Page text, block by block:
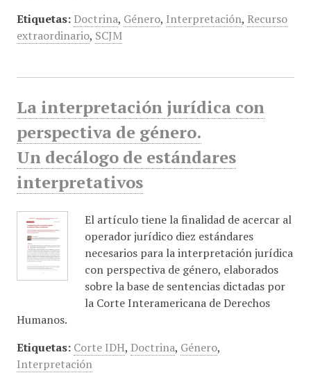
Etiquetas: Doctrina, Género, Interpretación, Recurso
extraordinario, SCJM
La interpretación jurídica con
perspectiva de género.
Un decálogo de estándares
interpretativos
El artículo tiene la finalidad de acercar al
operador jurídico diez estándares
necesarios para la interpretación jurídica
con perspectiva de género, elaborados
sobre la base de sentencias dictadas por
la Corte Interamericana de Derechos
Humanos.
Etiquetas: Corte IDH, Doctrina, Género,
Interpretación